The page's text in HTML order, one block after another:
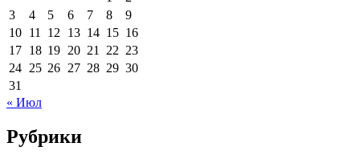
3
4 5 6 7 8
9
10 11 12 13 14 15 16
17 18 19 20 21 22 23
24 25 26 27 28 29 30
31
« Июл
Рубрики